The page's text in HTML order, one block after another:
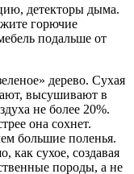
детекторы дыма.
горючие
подальше от
дерево. Сухая
высушивают в
не более 20%.
она сохнет.
большие поленья.
как сухое, создавая
породы, а не